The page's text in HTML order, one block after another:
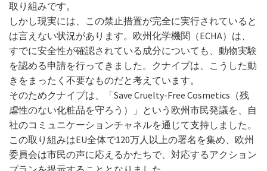
取り組みです。
しかし現実には、この禁止措置が完全に実行されていると
は言えない状況があります。欧州化学機関（ECHA）は、
すでに安全性が確認されている成分についても、動物実験
を認める申請を行ってきました。クナイプは、こうした動
きをまったく不要なものだと考えています。
そのためクナイプは、「Save Cruelty-Free Cosmetics（残
虐性のない化粧品を守ろう）」という欧州市民発議を、自
社のコミュニケーションチャネルを通じて支持しました。
この取り組みはEU全体で120万人以上の署名を集め、欧州
委員会は市民の声に応えるかたちで、対応するアクション